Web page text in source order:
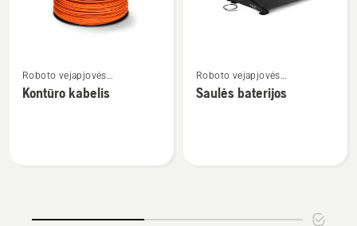
daugiau
detalių
Roboto vejapjovės
instaliavimas
Kontūro kabelis
daugiau
detalių
Roboto vejapjovės
instaliavimas
Saulės baterijos